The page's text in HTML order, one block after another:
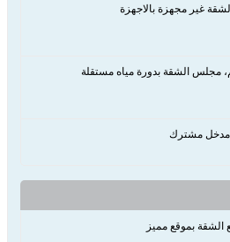
غير مجهزة بالاجهزة
مجلس الشقة بدورة مياه مستقلة
مدخل مشترك
الشقة بموقع مميز